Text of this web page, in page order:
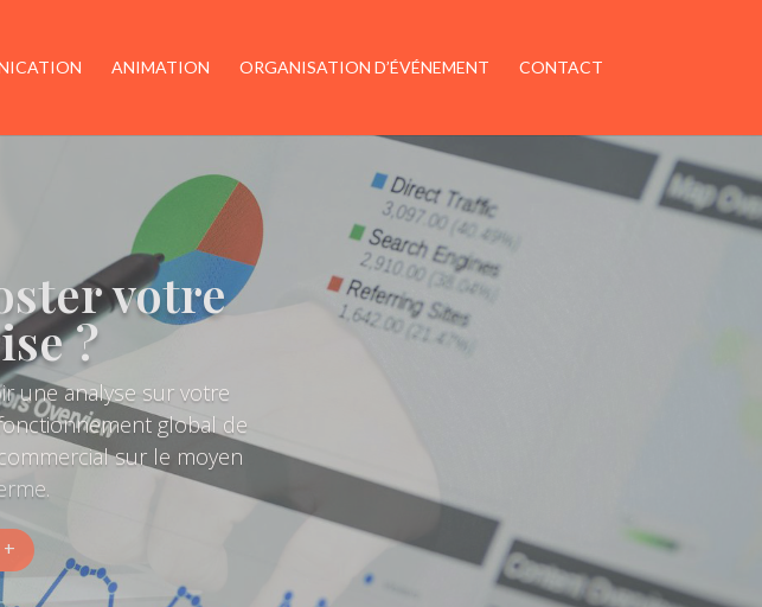
ANIMATION ORGANISATION D’ÉVÉNEMENT CONTACT
vos
et
!
et naviguons sur
donc indispensable
personnalité et une